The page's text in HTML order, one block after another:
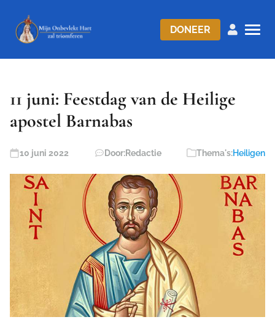
DONEER
11 juni: Feestdag van de Heilige
apostel Barnabas
10 juni 2022 Door:Redactie Thema's:Heiligen